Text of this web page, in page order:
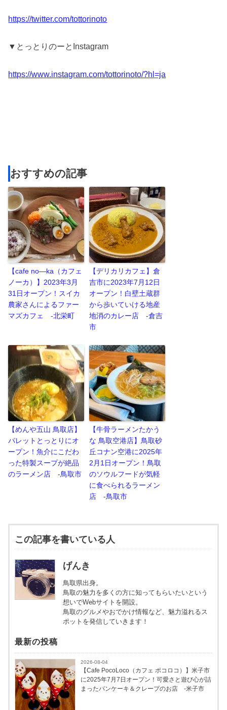
https://twitter.com/tottorinoto
▼とっとりのーとInstagram
https://www.instagram.com/tottorinoto/?hl=ja
おすすめの記事
【cafe no—ka（カフェ
ノーカ）】2023年3月
31日オープン！スイカ
農家さんによるファー
マズカフェ -北栄町
【デリカリカフェ】倉
吉市に2023年7月12日
オープン！白壁土蔵群
から歩いていける地産
地消のカレー店 -倉吉
市
【めんや五山 鳥取店】
パレットとっとりにオ
ープン！魚介にこだわ
った特製スープが絶品
のラーメン店 -鳥取市
【牛骨ラーメンたかう
な 鳥取空港店】鳥取砂
丘コナン空港に2025年
2月1日オープン！鳥取
のソウルフードが気軽
に食べられるラーメン
店 -鳥取市
この記事を書いている人
げんき
鳥取県出身。
鳥取の魅力を多くの方に知ってもらいたいという
想いでWebサイトを開設。
鳥取のグルメやおでかけ情報など、魅力溢れるス
ポットを発信していきます！
最新の投稿
2026-08-04
【Cafe PocoLoco（カフェ ポコロコ）】米子市
に2025年7月7日オープン！可愛さと遊び心が詰
まったパンケーキ＆クレープのお店 -米子市